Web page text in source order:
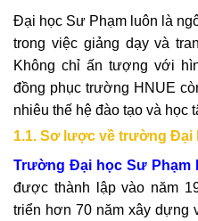
Đại học Sư Phạm luôn là
trong việc giảng dạy và
Không chỉ ấn tượng với
đồng phục trường HNUE
nhiêu thế hệ đào tạo và học
1.1. Sơ lược về trường Đại
Trường Đại học Sư Phạm
được thành lập vào năm
triển hơn 70 năm xây dựng